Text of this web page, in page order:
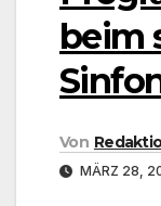
beim
Von
MÄRZ 28,